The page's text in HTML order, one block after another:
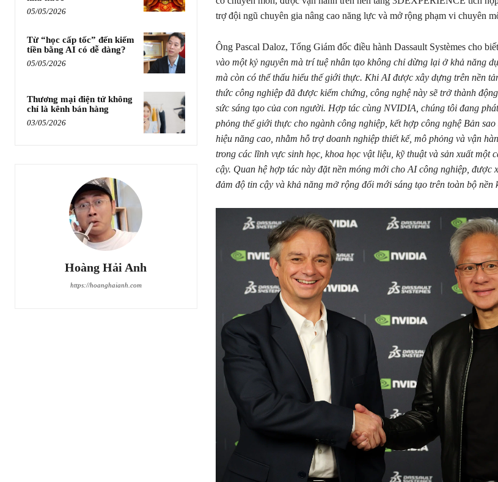
05/05/2026
Từ “học cấp tốc” đến kiếm
tiền bằng AI có dễ dàng?
05/05/2026
Thương mại điện tử không
chỉ là kênh bán hàng
03/05/2026
Hoàng Hải Anh
https://hoanghaianh.com
trợ đội ngũ chuyên gia nâng cao năng lực và mở rộng phạm vi chuyên
Ông Pascal Daloz, Tổng Giám đốc điều hành Dassault Systèmes cho
vào một kỷ nguyên mà trí tuệ nhân tạo không chỉ dừng lại ở khả năng
mà còn có thể thấu hiểu thế giới thực. Khi AI được xây dựng trên nền
thức công nghiệp đã được kiểm chứng, công nghệ này sẽ trở thành
sức sáng tạo của con người. Hợp tác cùng NVIDIA, chúng tôi đang
phỏng thế giới thực cho ngành công nghiệp, kết hợp công nghệ Bản
hiệu năng cao, nhằm hỗ trợ doanh nghiệp thiết kế, mô phỏng và vận
trong các lĩnh vực sinh học, khoa học vật liệu, kỹ thuật và sản xuất một
cậy. Quan hệ hợp tác này đặt nền móng mới cho AI công nghiệp, được
đảm độ tin cậy và khả năng mở rộng đổi mới sáng tạo trên toàn bộ nền